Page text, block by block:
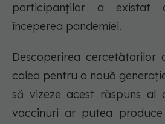
participanților a existat
începerea pandemiei.
Descoperirea cercetătorilor
calea pentru o nouă
să vizeze acest răspuns al
vaccinuri ar putea